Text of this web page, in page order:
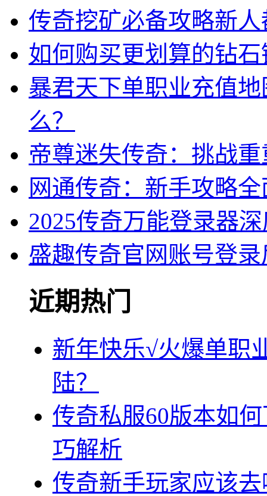
传奇挖矿必备攻略新
如何购买更划算的钻
暴君天下单职业充值
么？
帝尊迷失传奇：挑战
网通传奇：新手攻略
2025传奇万能登录器
盛趣传奇官网账号登
近期热门
新年快乐√火爆单职
陆？
传奇私服60版本如
巧解析
传奇新手玩家应该